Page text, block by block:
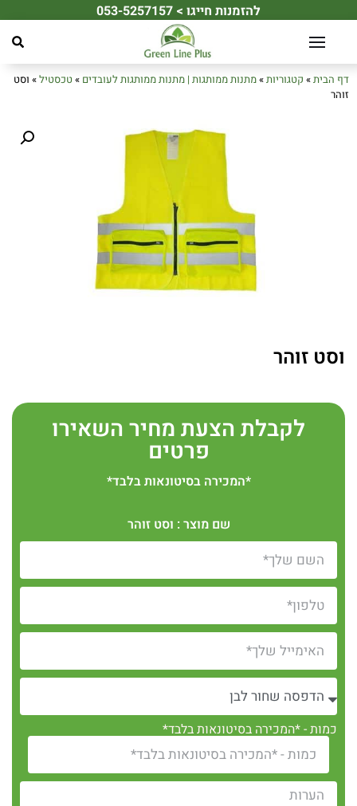
להזמנות חייגו > 053-5257157
דף הבית» קטגוריות»מתנות ממותגות | מתנות ממותגות לעובדים » טכסטיל» וסט
זוהר
וסט זוהר
לקבלת הצעת מחיר השאירו
פרטים
*המכירה בסיטונאות בלבד*
שם מוצר : וסט זוהר
כמות - *המכירה בסיטונאות בלבד*